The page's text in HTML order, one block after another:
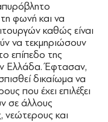
φωνή και να
καθώς είναι
να τεκμηριώσουν
επίπεδο της
Ελλάδα. Έφτασαν,
δικαίωμα να
που έχει επιλέξει
σε άλλους
νεώτερους και